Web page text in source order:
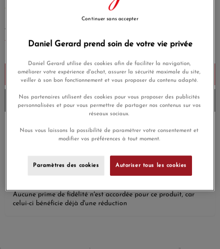
570,00 €
456,00 €
Payez seulement 114 € aujourd'hui
Ajouter au panier
Livré chez vous la semaine prochaine
Livraison gratuite
Payez en 4x ou 10x
sans frais
Paiement sécurisé
Satisfait ou
remboursé
Aucune prime de fidélité n'est accordée pour ce produit, car
celui-ci bénéficie déjà d'une réduction
Daniel Gerard prend soin de votre vie privée
Daniel Gerard utilise des cookies afin de faciliter la navigation,
améliorer votre expérience d'achat, assurer la sécurité maximale du site,
veiller à son bon fonctionnement et vous proposer du contenu adapté.
Nos partenaires utilisent des cookies pour vous proposer des publicités
personnalisées et pour vous permettre de partager nos contenus sur vos
réseaux sociaux.
Nous vous laissons la possibilité de paramétrer votre consentement et
modifier vos préférences à tout moment.
Paramètres des cookies Autoriser tous les cookies
Continuer sans accepter